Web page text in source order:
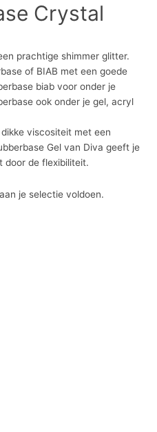
Crystal
prachtige shimmer glitter.
of BIAB met een goede
biab voor onder je
ook onder je gel, acryl
viscositeit met een
Gel van Diva geeft je
door de flexibiliteit.
je selectie voldoen.